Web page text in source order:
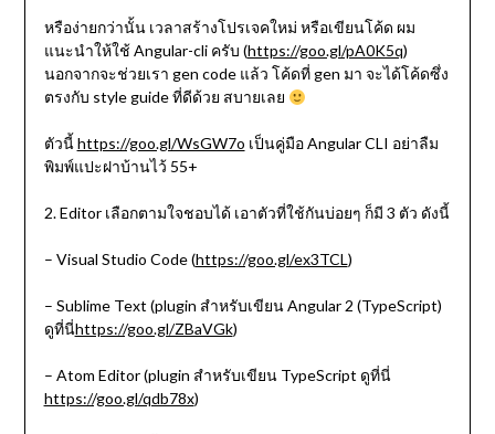
หรือง่ายกว่านั้น เวลาสร้างโปรเจคใหม่ หรือเขียนโค้ด ผม
แนะนำให้ใช้ Angular-cli ครับ (https://goo.gl/pA0K5q)
นอกจากจะช่วยเรา gen code แล้ว โค้ดที่ gen มา จะได้โค้ดซึ่ง
ตรงกับ style guide ที่ดีด้วย สบายเลย
ตัวนี้https://goo.gl/WsGW7o เป็นคู่มือ Angular CLI อย่าลืม
พิมพ์แปะฝาบ้านไว้ 55+
2. Editor เลือกตามใจชอบได้ เอาตัวที่ใช้กันบ่อยๆ ก็มี 3 ตัว ดังนี้
– Visual Studio Code (https://goo.gl/ex3TCL)
– Sublime Text (plugin สำหรับเขียน Angular 2 (TypeScript)
ดูที่นี่https://goo.gl/ZBaVGk)
– Atom Editor (plugin สำหรับเขียน TypeScript ดูที่นี่
https://goo.gl/qdb78x)